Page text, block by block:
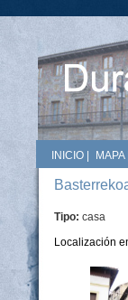
INICIO MAPA|
Tipo: casa
Localización